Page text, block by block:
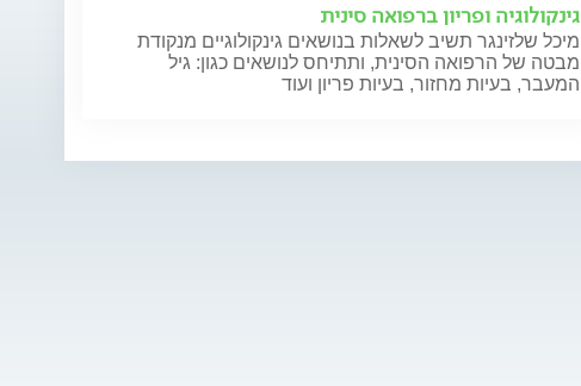
גינקולוגיה ופריון ברפואה סינית
מיכל שלזינגר תשיב לשאלות בנושאים גינקולוגיים מנקודת
מבטה של הרפואה הסינית, ותתיחס לנושאים כגון: גיל
המעבר, בעיות מחזור, בעיות פריון ועוד